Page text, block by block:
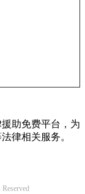
助免费平台，为
律相关服务。